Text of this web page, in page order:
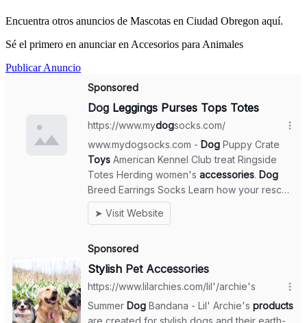
Encuentra otros anuncios de Mascotas en Ciudad Obregon aquí.
Sé el primero en anunciar en Accesorios para Animales
Publicar Anuncio